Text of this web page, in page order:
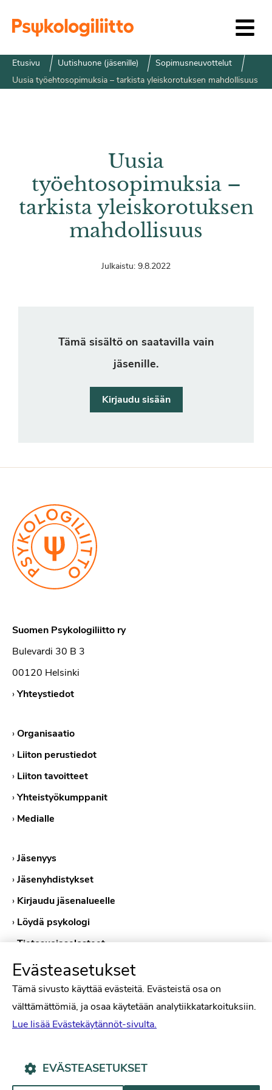
Etusivu Uutishuone (jäsenille)
Sopimusneuvottelut
Uusia työehtosopimuksia – tarkista yleiskorotuksen mahdollisuus
Uusia
työehtosopimuksia –
tarkista yleiskorotuksen
mahdollisuus
Julkaistu: 9.8.2022
Tämä sisältö on saatavilla vain
jäsenille.
Kirjaudu sisään
Suomen Psykologiliitto ry
Bulevardi 30 B 3
00120 Helsinki
›Yhteystiedot
›Organisaatio
› Liiton perustiedot
› Liiton tavoitteet
›Yhteistyökumppanit
› Medialle
›Jäsenyys
›Jäsenyhdistykset
› Kirjaudu jäsenalueelle
› Löydä psykologi
›Tietosuojaselosteet
›Evästekäytännöt
Evästeasetukset
Tämä sivusto käyttää evästeitä. Evästeistä osa on
välttämättömiä, ja osaa käytetään analytiikkatarkoituksiin.
Lue lisää Evästekäytännöt-sivulta.
EVÄSTEASETUKSET